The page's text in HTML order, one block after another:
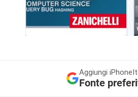
Aggiungi
Fonte